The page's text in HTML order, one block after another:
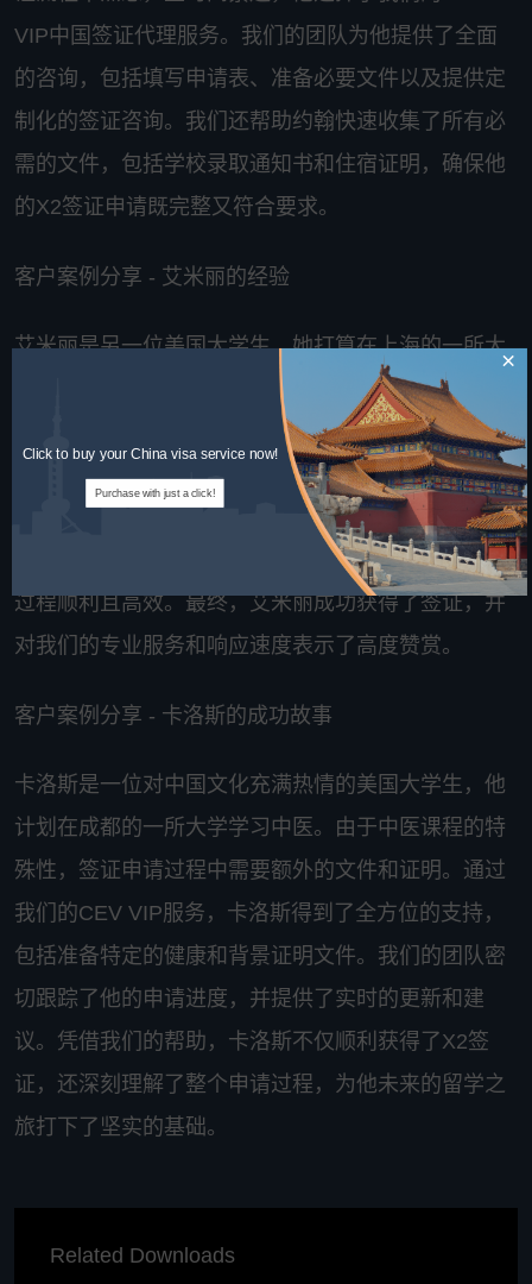
VIP中国签证代理服务。我们的团队为他提供了全面
的咨询，包括填写申请表、准备必要文件以及提供定
制化的签证咨询。我们还帮助约翰快速收集了所有必
需的文件，包括学校录取通知书和住宿证明，确保他
的X2签证申请既完整又符合要求。
客户案例分享 - 艾米丽的经验
艾米丽是另一位美国大学生，她打算在上海的一所大
学参加短期的国际商务课程。面对繁琐的签证申请流
程，艾米丽通过我们的VIP服务获得了个性化支持。
我们不仅在文档准备和递交方面为她提供了专业的指
导，还协助她解决了一些特殊情况，如急需额外文件
的情况。我们的团队迅速响应，确保了她的签证申请
过程顺利且高效。最终，艾米丽成功获得了签证，并
对我们的专业服务和响应速度表示了高度赞赏。
客户案例分享 - 卡洛斯的成功故事
卡洛斯是一位对中国文化充满热情的美国大学生，他
计划在成都的一所大学学习中医。由于中医课程的特
殊性，签证申请过程中需要额外的文件和证明。通过
我们的CEV VIP服务，卡洛斯得到了全方位的支持，
包括准备特定的健康和背景证明文件。我们的团队密
切跟踪了他的申请进度，并提供了实时的更新和建
议。凭借我们的帮助，卡洛斯不仅顺利获得了X2签
证，还深刻理解了整个申请过程，为他未来的留学之
旅打下了坚实的基础。
Related Downloads
Click to buy your China visa service now!
Purchase with just a click!
×